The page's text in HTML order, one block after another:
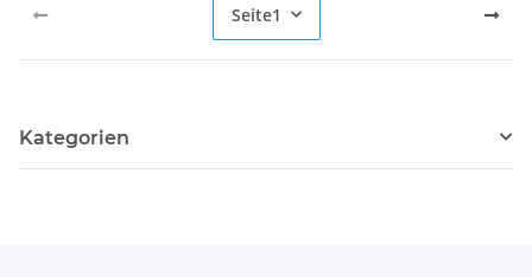
Seite1
Kategorien